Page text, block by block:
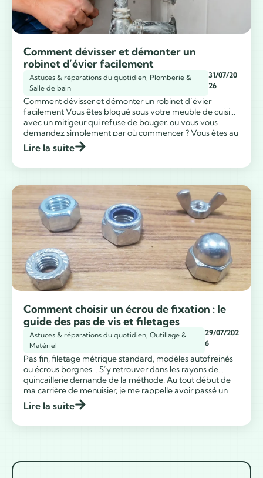
Comment dévisser et démonter un
robinet d’évier facilement
Astuces & réparations du quotidien Plomberie &
Salle de bain
31/07/20
26
Comment dévisser et démonter un robinet d’évier
facilement Vous êtes bloqué sous votre meuble de cuisine
avec un mitigeur qui refuse de bouger, ou vous vous
demandez simplement par où commencer ? Vous êtes au
bon endroit. Dévisser un robinet d’évier peut vite devenir
un casse-tête. En effet, cela est souvent dû au manque
...
Lire la suite
Comment choisir un écrou de fixation : le
guide des pas de vis et filetages
Astuces & réparations du quotidien, Outillage &
Matériel
29/07/202
6
Pas fin, filetage métrique standard, modèles autofreinés
ou écrous borgnes… S’y retrouver dans les rayons de
quincaillerie demande de la méthode. Au tout début de
ma carrière de menuisier, je me rappelle avoir passé un
temps fou à chercher quel écrou correspondait
exactement à mes travaux au milieu de dizaines de boîtes
...
Lire la suite